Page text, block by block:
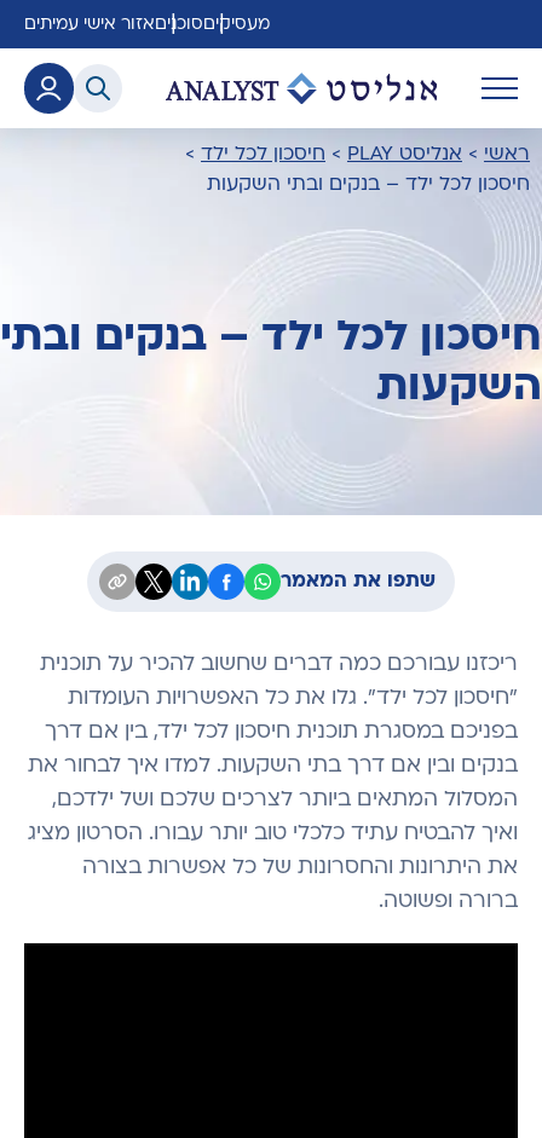
מעסיקים סוכנים אזור אישי עמיתים
ראשי > אנליסט PLAY > חיסכון לכל ילד >
חיסכון לכל ילד – בנקים ובתי השקעות
חיסכון לכל ילד – בנקים ובתי
השקעות
שתפו את המאמר
ריכזנו עבורכם כמה דברים שחשוב להכיר על תוכנית
"חיסכון לכל ילד". גלו את כל האפשרויות העומדות
בפניכם במסגרת תוכנית חיסכון לכל ילד, בין אם דרך
בנקים ובין אם דרך בתי השקעות. למדו איך לבחור את
המסלול המתאים ביותר לצרכים שלכם ושל ילדכם,
ואיך להבטיח עתיד כלכלי טוב יותר עבורו. הסרטון מציג
את היתרונות והחסרונות של כל אפשרות בצורה
ברורה ופשוטה.